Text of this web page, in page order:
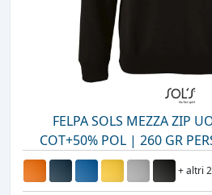
FELPA SOLS MEZZA ZIP
COT+50% POL | 260 GR
STAMPA O
+ altri 2